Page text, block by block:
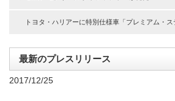
トヨタ・ハリアーに特別仕様車「プレミアム・
最新のプレスリリース
2017/12/25